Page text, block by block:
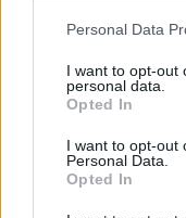
Please note that this
not limited to your
grant or deny
use your data for
consent section.
Personal Data
I want to opt-out
personal data.
Opted In
I want to opt-out
Personal Data.
Opted In
Nya Ullevi, Göteborg
Leeds Unitedvs
AC MilanvsManchester